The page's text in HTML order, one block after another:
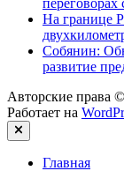
На границе
Собянин:
развитие
Авторские права
Работает на
Закрыть
Главная